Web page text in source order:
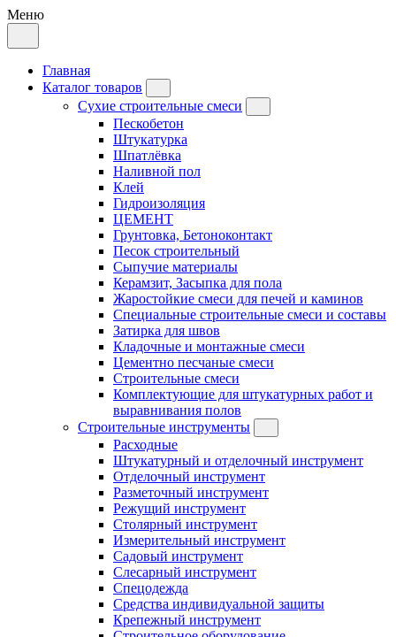
Меню
Главная
Каталог товаров
Сухие строительные смеси
Пескобетон
Штукатурка
Шпатлёвка
Наливной пол
Клей
Гидроизоляция
ЦЕМЕНТ
Грунтовка, Бетоноконтакт
Песок строительный
Сыпучие материалы
Керамзит, Засыпка для пола
Жаростойкие смеси для печей и каминов
Специальные строительные смеси и составы
Затирка для швов
Кладочные и монтажные смеси
Цементно песчаные смеси
Строительные смеси
Комплектующие для штукатурных работ и
выравнивания полов
Строительные инструменты
Расходные
Штукатурный и отделочный инструмент
Отделочный инструмент
Разметочный инструмент
Режущий инструмент
Столярный инструмент
Измерительный инструмент
Садовый инструмент
Слесарный инструмент
Спецодежда
Средства индивидуальной защиты
Крепежный инструмент